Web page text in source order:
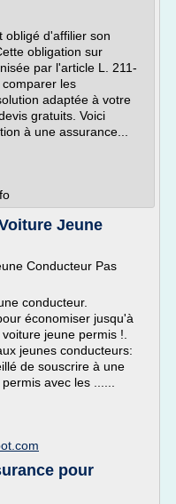
obligé d'affilier son
obligation sur
par l'article L. 211-
les
adaptée à votre
gratuits. Voici
à une assurance...
Jeune
Conducteur Pas
conducteur.
économiser jusqu'à
jeune permis !.
jeunes conducteurs:
de souscrire à une
avec les ......
pour